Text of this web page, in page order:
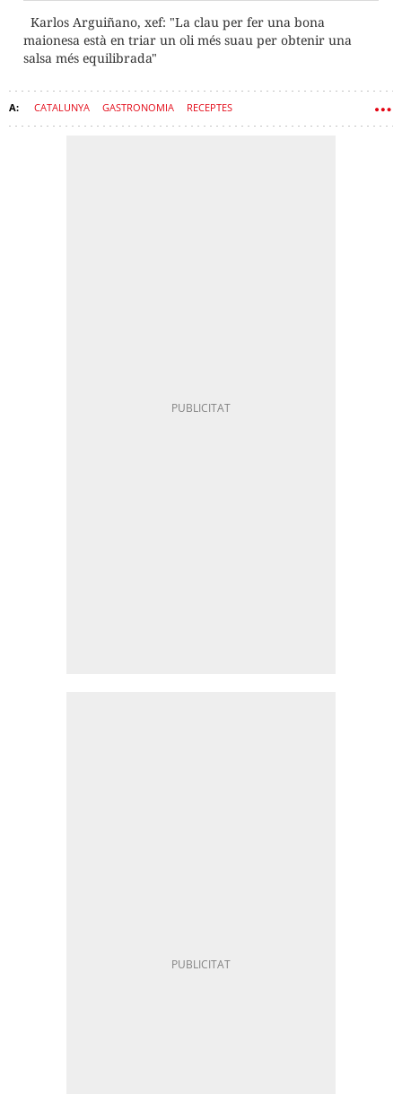
Karlos Arguiñano, xef: "La clau per fer una bona
maionesa està en triar un oli més suau per obtenir una
salsa més equilibrada"
CATALUNYA GASTRONOMIA RECEPTES